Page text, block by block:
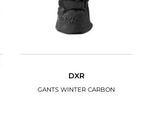
DXR
GANTS WINTER CARBON